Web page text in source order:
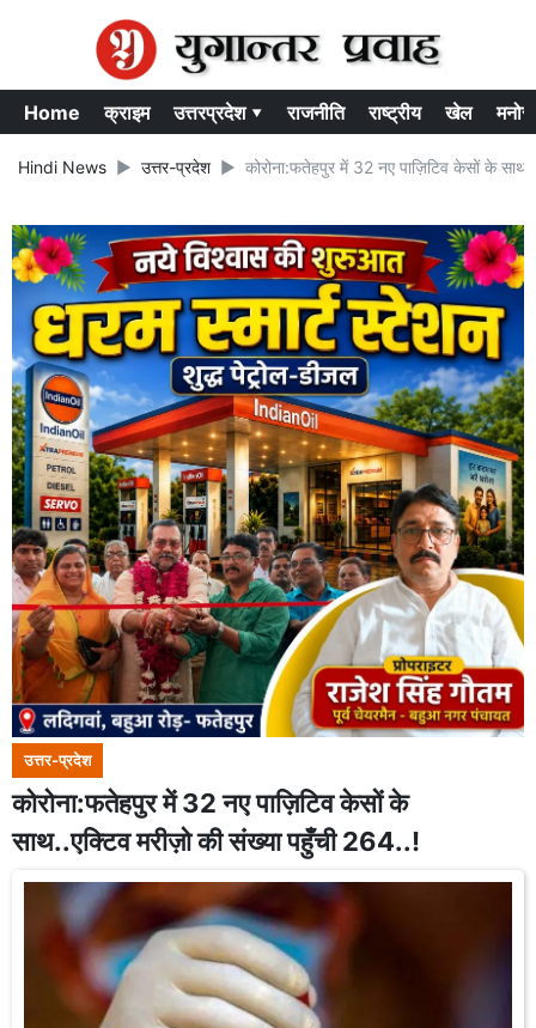
Home क्राइम उत्तरप्रदेश ▾ राजनीति राष्ट्रीय खेल
Hindi News उत्तर-प्रदेश कोरोना:फतेहपुर में 32 नए पाज़िटिव केसों के
उत्तर-प्रदेश
कोरोना:फतेहपुर में 32 नए पाज़िटिव केसों के
साथ..एक्टिव मरीज़ो की संख्या पहुँची 264..!